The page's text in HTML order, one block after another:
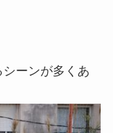
ーンが多くあ